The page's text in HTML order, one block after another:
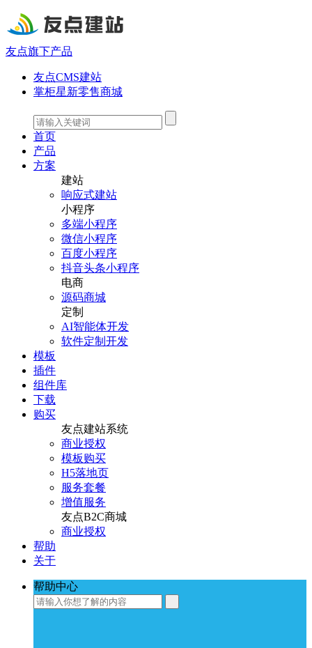
友点旗下产品
友点CMS建站
掌柜星新零售商城
首页
产品
方案
建站
响应式建站
小程序
多端小程序
微信小程序
百度小程序
抖音头条小程序
电商
源码商城
定制
AI智能体开发
软件定制开发
模板
插件
组件库
下载
购买
友点建站系统
商业授权
模板购买
H5落地页
服务套餐
增值服务
友点B2C商城
商业授权
帮助
关于
帮助中心